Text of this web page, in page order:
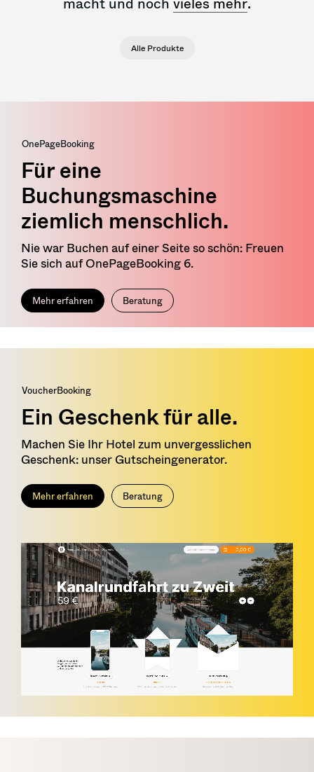
Alle Produkte
OnePageBooking
Für eine
Buchungsmaschine
ziemlich menschlich.
Nie war Buchen auf einer Seite so schön: Freuen
Sie sich auf OnePageBooking 6.
Mehr erfahren Beratung
VoucherBooking
Ein Geschenk für alle.
Machen Sie Ihr Hotel zum unvergesslichen
Geschenk: unser Gutscheingenerator.
Mehr erfahren Beratung